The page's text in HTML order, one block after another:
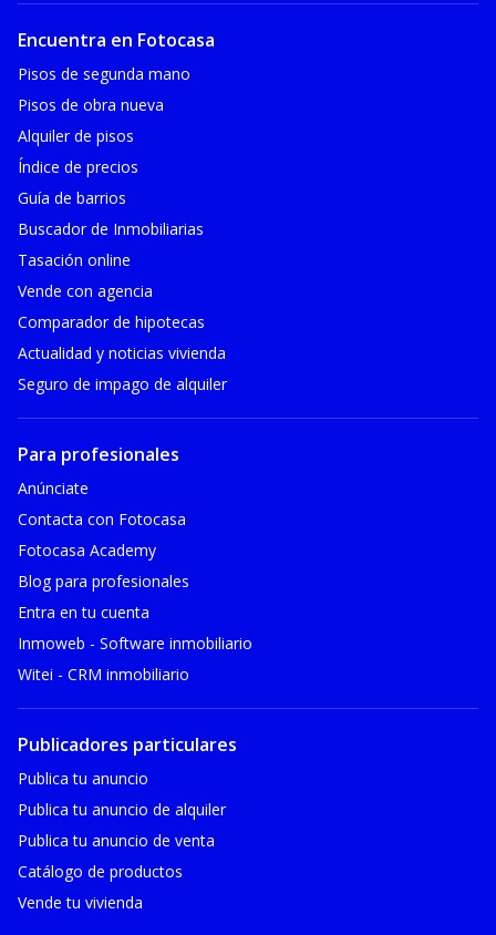
Encuentra en Fotocasa
Pisos de segunda mano
Pisos de obra nueva
Alquiler de pisos
Índice de precios
Guía de barrios
Buscador de Inmobiliarias
Tasación online
Vende con agencia
Comparador de hipotecas
Actualidad y noticias vivienda
Seguro de impago de alquiler
Para profesionales
Anúnciate
Contacta con Fotocasa
Fotocasa Academy
Blog para profesionales
Entra en tu cuenta
Inmoweb - Software inmobiliario
Witei - CRM inmobiliario
Publicadores particulares
Publica tu anuncio
Publica tu anuncio de alquiler
Publica tu anuncio de venta
Catálogo de productos
Vende tu vivienda